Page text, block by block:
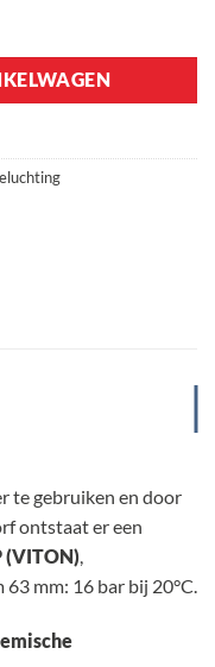
te gebruiken en door
ontstaat er een
(VITON),
mm: 16 bar bij 20°C.